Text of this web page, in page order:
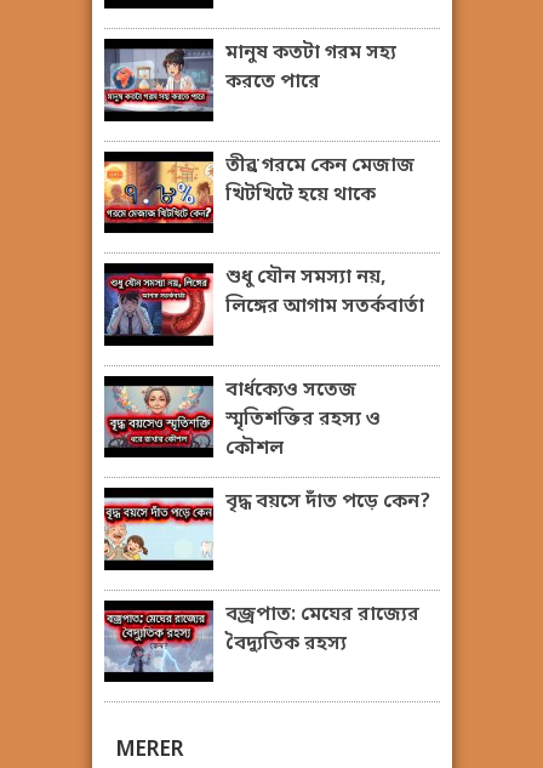
মানুষ কতটা গরম সহ্য
করতে পারে
তীব্র গরমে কেন মেজাজ
খিটখিটে হয়ে থাকে
শুধু যৌন সমস্যা নয়,
লিঙ্গের আগাম সতর্কবার্তা
বার্ধক্যেও সতেজ
স্মৃতিশক্তির রহস্য ও
কৌশল
বৃদ্ধ বয়সে দাঁত পড়ে কেন?
বজ্রপাত: মেঘের রাজ্যের
বৈদ্যুতিক রহস্য
MERER